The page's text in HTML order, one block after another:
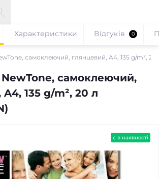
самоклеючий, глянцевий, A4, 135 g/m², 20
самоклеючий,
135 g/m², 20 л
Характеристики Відгуків 0
є в наявності